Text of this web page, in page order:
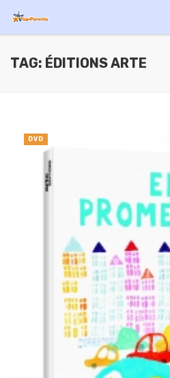
TAG: ÉDITIONS ARTE
DVD